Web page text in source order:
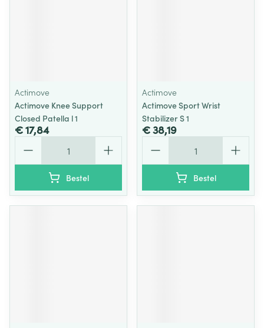
Actimove
Actimove Knee Support
Closed Patella l 1
€ 17,84
Bestel
Actimove
Actimove Sport Wrist
Stabilizer S 1
€ 38,19
Bestel